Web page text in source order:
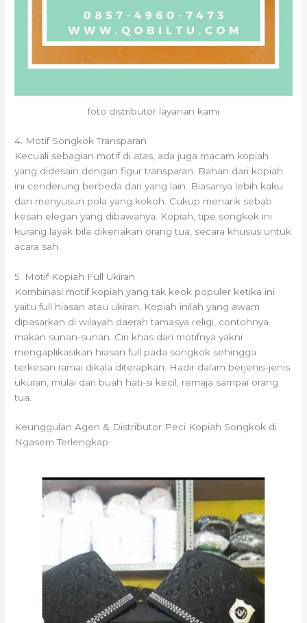
foto distributor layanan kami
4. Motif Songkok Transparan
Kecuali sebagian motif di atas, ada juga macam kopiah
yang didesain dengan figur transparan. Bahan dari kopiah
ini cenderung berbeda dari yang lain. Biasanya lebih kaku
dan menyusun pola yang kokoh. Cukup menarik sebab
kesan elegan yang dibawanya. Kopiah, tipe songkok ini
kurang layak bila dikenakan orang tua, secara khusus untuk
acara sah.
5. Motif Kopiah Full Ukiran
Kombinasi motif kopiah yang tak keok populer ketika ini
yaitu full hiasan atau ukiran. Kopiah inilah yang awam
dipasarkan di wilayah daerah tamasya religi, contohnya
makan sunan-sunan. Ciri khas dari motifnya yakni
mengaplikasikan hiasan full pada songkok sehingga
terkesan ramai dikala diterapkan. Hadir dalam berjenis-jenis
ukuran, mulai dari buah hati-si kecil, remaja sampai orang
tua.
Keunggulan Agen & Distributor Peci Kopiah Songkok di
Ngasem Terlengkap